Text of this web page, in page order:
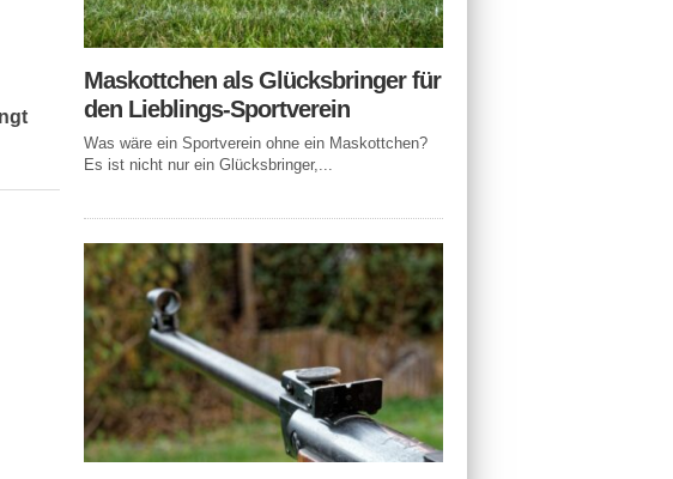
Maskottchen als Glücksbringer für
den Lieblings-Sportverein
Was wäre ein Sportverein ohne ein Maskottchen?
Es ist nicht nur ein Glücksbringer,...